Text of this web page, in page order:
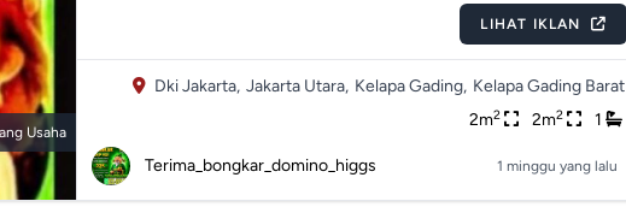
Usaha
LIHAT IKLAN
Dki Jakarta, Jakarta Utara, Kelapa Gading, Kelapa Gading Barat
2m2 2m2 1
Terima_bongkar_domino_higgs 1 minggu yang lalu